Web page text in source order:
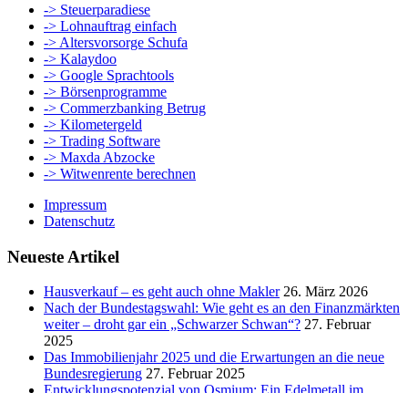
-> Steuerparadiese
-> Lohnauftrag einfach
-> Altersvorsorge Schufa
-> Kalaydoo
-> Google Sprachtools
-> Börsenprogramme
-> Commerzbanking Betrug
-> Kilometergeld
-> Trading Software
-> Maxda Abzocke
-> Witwenrente berechnen
Impressum
Datenschutz
Neueste Artikel
Hausverkauf – es geht auch ohne Makler 26. März 2026
Nach der Bundestagswahl: Wie geht es an den Finanzmärkten
weiter – droht gar ein „Schwarzer Schwan“? 27. Februar
2025
Das Immobilienjahr 2025 und die Erwartungen an die neue
Bundesregierung 27. Februar 2025